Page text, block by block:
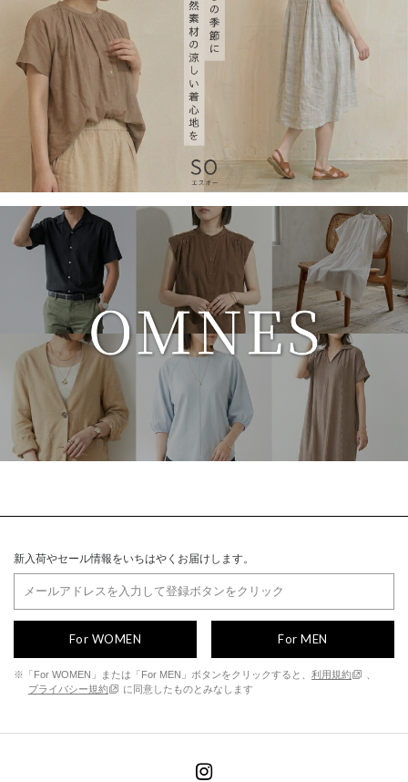
新入荷やセール情報をいちはやくお届けします。
For WOMEN For MEN
※「For WOMEN」または「For MEN」ボタンをクリックすると、 利用規約
プライバシー規約
に同意したものとみなします